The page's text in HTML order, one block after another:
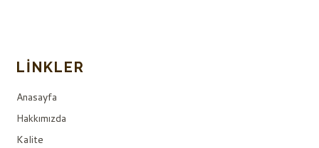
LINKLER
Anasayfa
Hakkımızda
Kalite